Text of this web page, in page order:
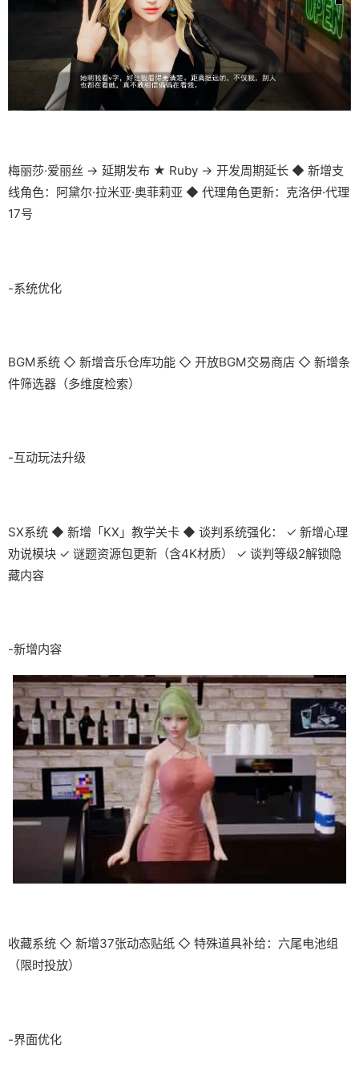
梅丽莎·爱丽丝 → 延期发布 ★ Ruby → 开发周期延长 ◆ 新增支
线角色：阿黛尔·拉米亚·奥菲莉亚 ◆ 代理角色更新：克洛伊·代理
17号
-系统优化
BGM系统 ◇ 新增音乐仓库功能 ◇ 开放BGM交易商店 ◇ 新增条
件筛选器（多维度检索）
-互动玩法升级
SX系统 ◆ 新增「KX」教学关卡 ◆ 谈判系统强化： ✓ 新增心理
劝说模块 ✓ 谜题资源包更新（含4K材质） ✓ 谈判等级2解锁隐
藏内容
-新增内容
收藏系统 ◇ 新增37张动态贴纸 ◇ 特殊道具补给：六尾电池组
（限时投放）
-界面优化